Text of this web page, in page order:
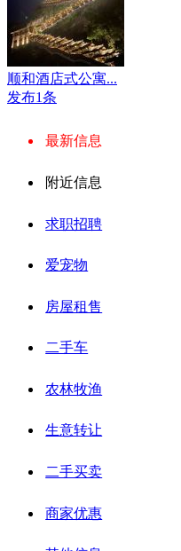
顺和酒店式公寓...
发布1条
最新信息
附近信息
求职招聘
爱宠物
房屋租售
二手车
农林牧渔
生意转让
二手买卖
商家优惠